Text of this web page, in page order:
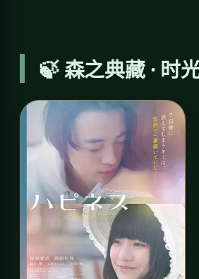
🍃 森之典藏 · 时